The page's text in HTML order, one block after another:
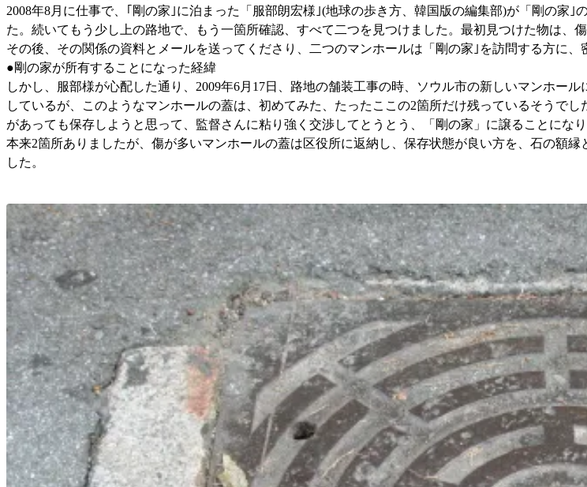
2008年8月に仕事で、｢剛の家｣に泊まった「服部朗宏様｣(地球の歩き方、韓国版の編集部)が「剛の家
た。続いてもう少し上の路地で、もう一箇所確認、すべて二つを見つけました。最初見つけた物は、
その後、その関係の資料とメールを送ってくださり、二つのマンホールは「剛の家｣を訪問する方に
●剛の家が所有することになった経緯
しかし、服部様が心配した通り、2009年6月17日、路地の舗装工事の時、ソウル市の新しいマンホー
しているが、このようなマンホールの蓋は、初めてみた、たったここの2箇所だけ残っているそうで
があっても保存しようと思って、監督さんに粘り強く交渉してとうとう、「剛の家」に譲ることになり
本来2箇所ありましたが、傷が多いマンホールの蓋は区役所に返納し、保存状態が良い方を、石の額
した。